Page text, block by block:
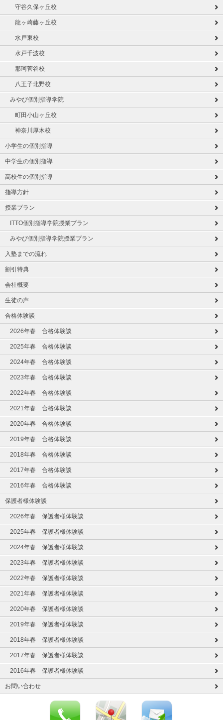
守谷久保ヶ丘校
龍ヶ崎藤ヶ丘校
水戸東校
水戸千波校
那珂菅谷校
八王子北野校
みやび個別指導学院
町田小山ヶ丘校
神奈川厚木校
小学生の個別指導
中学生の個別指導
高校生の個別指導
指導方針
授業プラン
ITTO個別指導学院授業プラン
みやび個別指導学院授業プラン
入塾までの流れ
割引特典
会社概要
生徒の声
合格体験談
2026年春 合格体験談
2025年春 合格体験談
2024年春 合格体験談
2023年春 合格体験談
2022年春 合格体験談
2021年春 合格体験談
2020年春 合格体験談
2019年春 合格体験談
2018年春 合格体験談
2017年春 合格体験談
2016年春 合格体験談
保護者様体験談
2026年春 保護者様体験談
2025年春 保護者様体験談
2024年春 保護者様体験談
2023年春 保護者様体験談
2022年春 保護者様体験談
2021年春 保護者様体験談
2020年春 保護者様体験談
2019年春 保護者様体験談
2018年春 保護者様体験談
2017年春 保護者様体験談
2016年春 保護者様体験談
お問い合わせ